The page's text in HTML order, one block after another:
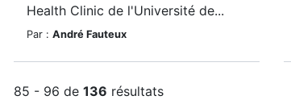
Health Clinic de l'Université de...
Par : André Fauteux
85 - 96 de 136 résultats